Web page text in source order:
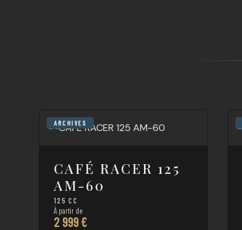
ARCHIVES
CAFÉ RACER 125
AM-60
125 CC
À partir de
2 999 €